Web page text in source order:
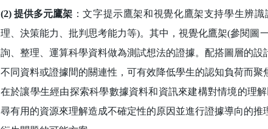
(2) 提供多元鷹架 ：文字提示鷹架和視覺化鷹架支持學生辨
理、決策能力、批判思考能力等)。其中，視覺化鷹架(參閱圖
詢、整理、運算科學資料做為測試想法的證據。配搭圖層的
不同資料或證據間的關連性，可有效降低學生的認知負荷而
在於讓學生經由探索科學數據資料和資訊來建構對情境的理解
尋有用的資源來理解造成不確定性的原因並進行證據導向的